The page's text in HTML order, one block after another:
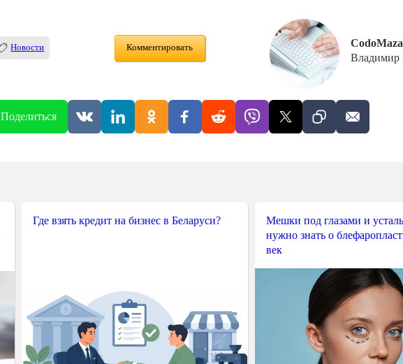
Новости Комментировать
CodoMaza
Владимир
Поделиться
Где взять кредит на бизнес в Беларуси?
Мешки под глазами и
нужно знать о
век